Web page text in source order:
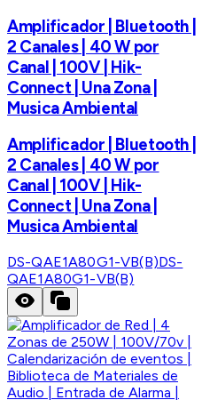
Amplificador | Bluetooth |
2 Canales | 40 W por
Canal | 100V | Hik-
Connect | Una Zona |
Musica Ambiental
Amplificador | Bluetooth |
2 Canales | 40 W por
Canal | 100V | Hik-
Connect | Una Zona |
Musica Ambiental
DS-QAE1A80G1-VB(B)DS-
QAE1A80G1-VB(B)